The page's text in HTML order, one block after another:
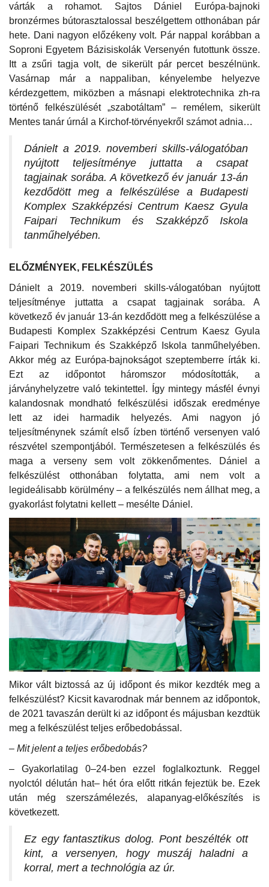
várták a rohamot. Sajtos Dániel Európa-bajnoki
bronzérmes bútorasztalossal beszélgettem otthonában pár
hete. Dani nagyon előzékeny volt. Pár nappal korábban a
Soproni Egyetem Bázisiskolák Versenyén futottunk össze.
Itt a zsűri tagja volt, de sikerült pár percet beszélnünk.
Vasárnap már a nappaliban, kényelembe helyezve
kérdezgettem, miközben a másnapi elektrotechnika zh-ra
történő felkészülését „szabotáltam” – remélem, sikerült
Mentes tanár úrnál a Kirchof-törvényekről számot adnia…
Dánielt a 2019. novemberi skills-válogatóban
nyújtott teljesítménye juttatta a csapat
tagjainak sorába. A következő év január 13-án
kezdődött meg a felkészülése a Budapesti
Komplex Szakképzési Centrum Kaesz Gyula
Faipari Technikum és Szakképző Iskola
tanműhelyében.
ELŐZMÉNYEK, FELKÉSZÜLÉS
Dánielt a 2019. novemberi skills-válogatóban nyújtott
teljesítménye juttatta a csapat tagjainak sorába. A
következő év január 13-án kezdődött meg a felkészülése a
Budapesti Komplex Szakképzési Centrum Kaesz Gyula
Faipari Technikum és Szakképző Iskola tanműhelyében.
Akkor még az Európa-bajnokságot szeptemberre írták ki.
Ezt az időpontot háromszor módosították, a
járványhelyzetre való tekintettel. Így mintegy másfél évnyi
kalandosnak mondható felkészülési időszak eredménye
lett az idei harmadik helyezés. Ami nagyon jó
teljesítménynek számít első ízben történő versenyen való
részvétel szempontjából. Természetesen a felkészülés és
maga a verseny sem volt zökkenőmentes. Dániel a
felkészülést otthonában folytatta, ami nem volt a
legideálisabb körülmény – a felkészülés nem állhat meg, a
gyakorlást folytatni kellett – mesélte Dániel.
Mikor vált biztossá az új időpont és mikor kezdték meg a
felkészülést? Kicsit kavarodnak már bennem az időpontok,
de 2021 tavaszán derült ki az időpont és májusban kezdtük
meg a felkészülést teljes erőbedobással.
– Mit jelent a teljes erőbedobás?
– Gyakorlatilag 0–24-ben ezzel foglalkoztunk. Reggel
nyolctól délután hat– hét óra előtt ritkán fejeztük be. Ezek
után még szerszámélezés, alapanyag-előkészítés is
következett.
Ez egy fantasztikus dolog. Pont beszélték ott
kint, a versenyen, hogy muszáj haladni a
korral, mert a technológia az úr.